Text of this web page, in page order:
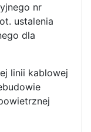
nr
ustalenia
dla
linii kablowej